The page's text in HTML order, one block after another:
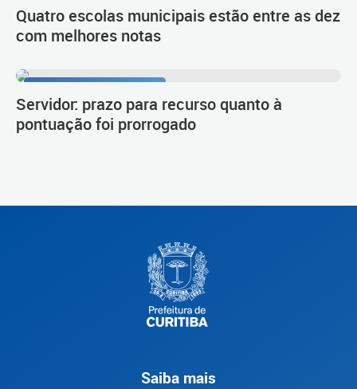
Quatro escolas municipais estão entre as dez
com melhores notas
Servidor: prazo para recurso quanto à
pontuação foi prorrogado
Saiba mais